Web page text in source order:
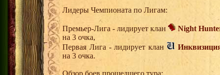
Лидеры Чемпионата по Лигам:
Премьер-Лига - лидирует клан
Night
на 3 очка,
Первая Лига - лидирует клан
на 3 очка.
Обзор боев прошедшего тура: